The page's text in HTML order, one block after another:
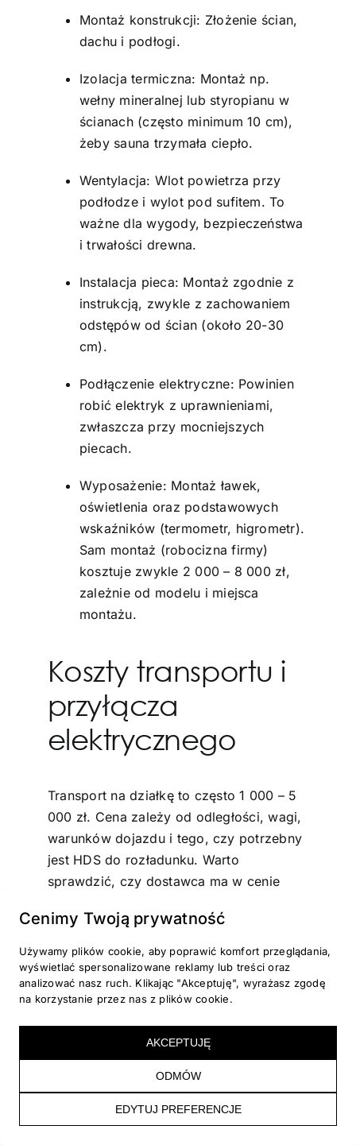
Montaż konstrukcji: Złożenie ścian,
dachu i podłogi.
Izolacja termiczna: Montaż np.
wełny mineralnej lub styropianu w
ścianach (często minimum 10 cm),
żeby sauna trzymała ciepło.
Wentylacja: Wlot powietrza przy
podłodze i wylot pod sufitem. To
ważne dla wygody, bezpieczeństwa
i trwałości drewna.
Instalacja pieca: Montaż zgodnie z
instrukcją, zwykle z zachowaniem
odstępów od ścian (około 20-30
cm).
Podłączenie elektryczne: Powinien
robić elektryk z uprawnieniami,
zwłaszcza przy mocniejszych
piecach.
Wyposażenie: Montaż ławek,
oświetlenia oraz podstawowych
wskaźników (termometr, higrometr).
Sam montaż (robocizna firmy)
kosztuje zwykle 2 000 – 8 000 zł,
zależnie od modelu i miejsca
montażu.
Koszty transportu i
przyłącza
elektrycznego
Transport na działkę to często 1 000 – 5
000 zł. Cena zależy od odległości, wagi,
warunków dojazdu i tego, czy potrzebny
jest HDS do rozładunku. Warto
sprawdzić, czy dostawca ma w cenie
Doprowadzenie zasilania elektrycznego
to często 2 000 – 7 000 zł brutto. Zależy
to od długości trasy kabla, prac
ziemnych, zabezpieczeń, mocy pieca
oraz tego, czy trzeba poprawić instalację
Zamówienie
gotowego
Cenimy Twoją prywatność
Używamy plików cookie, aby poprawić komfort przeglądania,
wyświetlać spersonalizowane reklamy lub treści oraz
analizować nasz ruch. Klikając "Akceptuję", wyrażasz zgodę
na korzystanie przez nas z plików cookie.
ODMÓW
EDYTUJ PREFERENCJE
AKCEPTUJĘ